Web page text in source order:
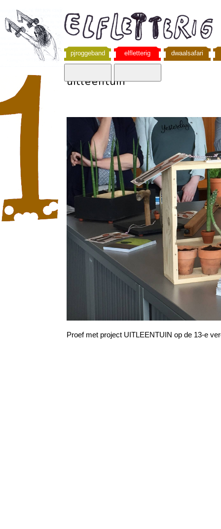
pjroggeband elfletterig dwaalsafari
uitleentuin
Proef met project UITLEENTUIN op de 13-e